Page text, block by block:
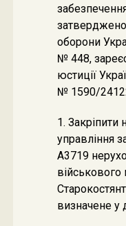
оборони
№ 448,
юстиції
№ 1590/
1. Закріпити
управління
А3719
військового
визначене у